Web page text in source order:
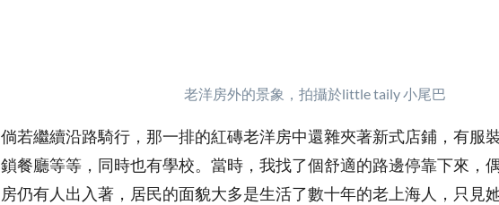
老洋房外的景象，拍攝於little taily 小尾巴
倘若繼續沿路騎行，那一排的紅磚老洋房中還雜夾著新式店鋪，有服
鎖餐廳等等，同時也有學校。當時，我找了個舒適的路邊停靠下來，
房仍有人出入著，居民的面貌大多是生活了數十年的老上海人，只見